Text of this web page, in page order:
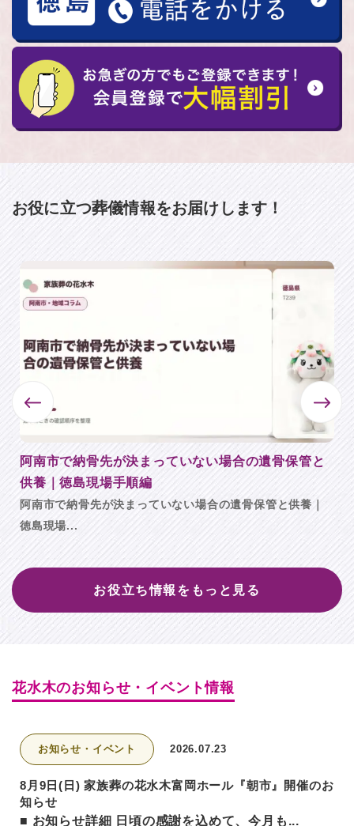
お役に⽴つ葬儀情報をお届けします！
阿南市で納骨先が決まっていない場合の遺骨保管と
供養｜徳島現場手順編
阿南市で納骨先が決まっていない場合の遺骨保管と供養｜
徳島現場...
お役立ち情報をもっと見る
花⽔⽊のお知らせ・イベント情報
お知らせ・イベント 2026.07.23
8月9日(日) 家族葬の花水木富岡ホール『朝市』開催のお
知らせ
■ お知らせ詳細 日頃の感謝を込めて、今月も...